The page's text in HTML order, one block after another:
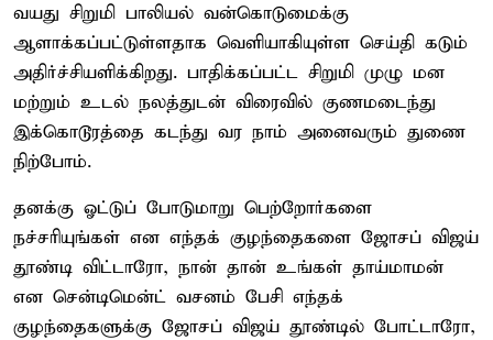
வயது சிறுமி பாலியல் வன்கொடுமைக்கு
ஆளாக்கப்பட்டுள்ளதாக வெளியாகியுள்ள செய்தி கடும்
அதிர்ச்சியளிக்கிறது. பாதிக்கப்பட்ட சிறுமி முழு மன
மற்றும் உடல் நலத்துடன் விரைவில் குணமடைந்து
இக்கொடூரத்தை கடந்து வர நாம் அனைவரும் துணை
நிற்போம்.
தனக்கு ஓட்டுப் போடுமாறு பெற்றோர்களை
நச்சரியுங்கள் என எந்தக் குழந்தைகளை ஜோசப் விஜய்
தூண்டி விட்டாரோ, நான் தான் உங்கள் தாய்மாமன்
என சென்டிமென்ட் வசனம் பேசி எந்தக்
குழந்தைகளுக்கு ஜோசப் விஜய் தூண்டில் போட்டாரோ,